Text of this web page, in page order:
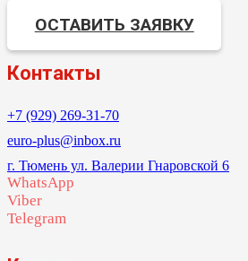
ОСТАВИТЬ ЗАЯВКУ
Контакты
+7 (929) 269-31-70
euro-plus@inbox.ru
г. Тюмень ул. Валерии Гнаровской 6
WhatsApp
Viber
Telegram